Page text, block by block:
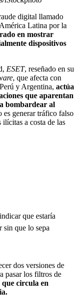
digital llamado
Latina por la
en mostrar
dispositivos
ESET, reseñado en su
, que afecta con
y Argentina, actúa
que aparentan
bombardear al
es generar tráfico falso
a costa de las
que estaría
sin que lo sepa
dos versiones de
pasar los filtros de
circula en